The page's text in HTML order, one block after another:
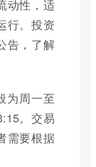
动性，适
行。投资
告，了解
为周一至
。交易
需要根据